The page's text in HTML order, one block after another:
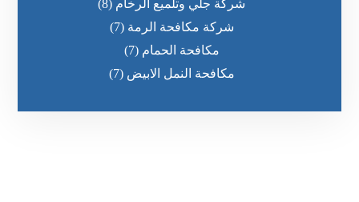
شركة جلي وتلميع الرخام (8)
شركة مكافحة الرمة (7)
مكافحة الحمام (7)
مكافحة النمل الابيض (7)